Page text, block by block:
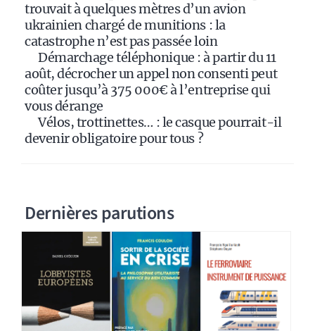
trouvait à quelques mètres d’un avion
ukrainien chargé de munitions : la
catastrophe n’est pas passée loin
Démarchage téléphonique : à partir du 11
août, décrocher un appel non consenti peut
coûter jusqu’à 375 000€ à l’entreprise qui
vous dérange
Vélos, trottinettes… : le casque pourrait-il
devenir obligatoire pour tous ?
Dernières parutions